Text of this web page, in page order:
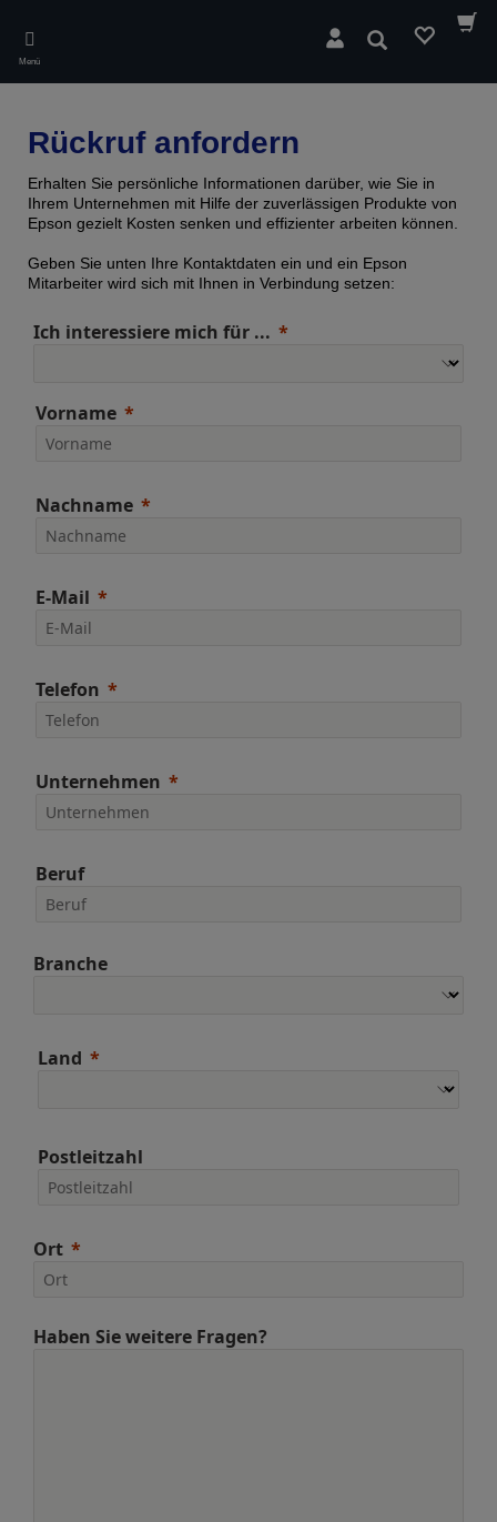
main
content
Menü
Suchen
Rückruf anfordern
Erhalten Sie persönliche Informationen darüber, wie Sie in
Ihrem Unternehmen mit Hilfe der zuverlässigen Produkte von
Epson gezielt Kosten senken und effizienter arbeiten können.
Geben Sie unten Ihre Kontaktdaten ein und ein Epson
Mitarbeiter wird sich mit Ihnen in Verbindung setzen:
Ich interessiere mich für ...
Vorname
Nachname
E-Mail
Telefon
Unternehmen
Beruf
Branche
Land
Postleitzahl
Ort
Haben Sie weitere Fragen?